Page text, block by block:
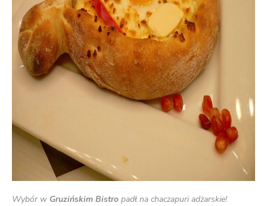
Wybór w Gruzińskim Bistro padł na chaczapuri adżarskie!